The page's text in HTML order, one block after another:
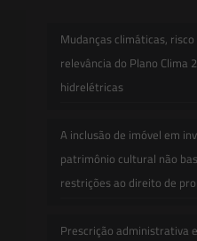
Mudanças climáticas,
relevância do Plano Clima
hidrelétricas
A inclusão de imóvel em
patrimônio cultural não
restrições ao direito de
Prescrição administrativa